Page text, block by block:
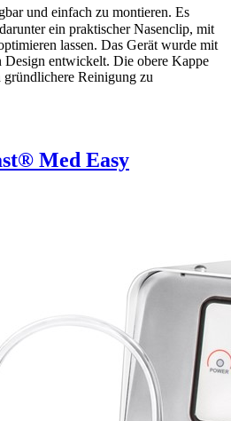
und einfach zu montieren. Es
ein praktischer Nasenclip, mit
lassen. Das Gerät wurde mit
Design entwickelt. Die obere Kappe
gründlichere Reinigung zu
Med Easy